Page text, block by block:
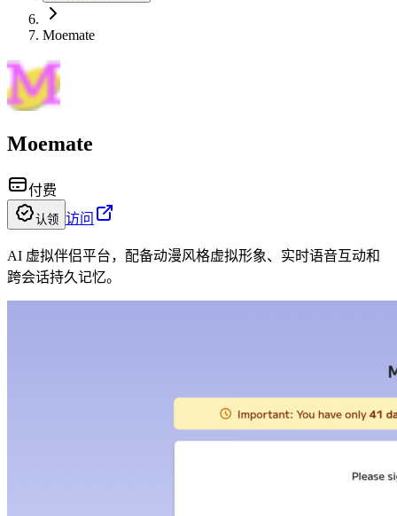
Moemate
Moemate
付费
认领 访问
AI 虚拟伴侣平台，配备动漫风格虚拟形象、实时语音互动和
跨会话持久记忆。